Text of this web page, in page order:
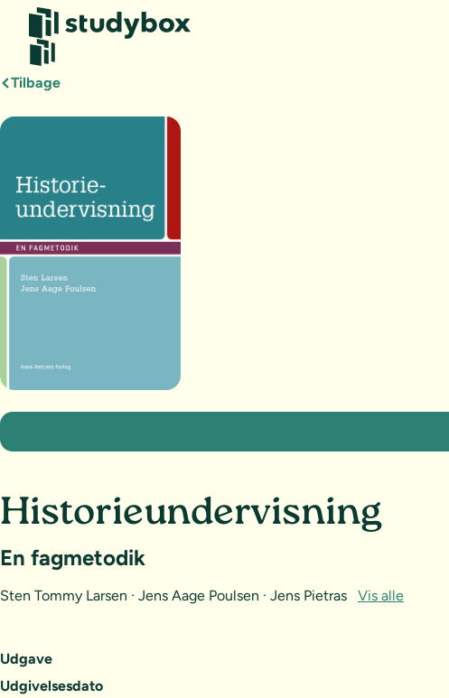
Tilbage
Udgave
Udgivelsesdato
Historieundervisning
En fagmetodik
Sten Tommy Larsen · Jens Aage Poulsen · Jens Pietras Vis alle